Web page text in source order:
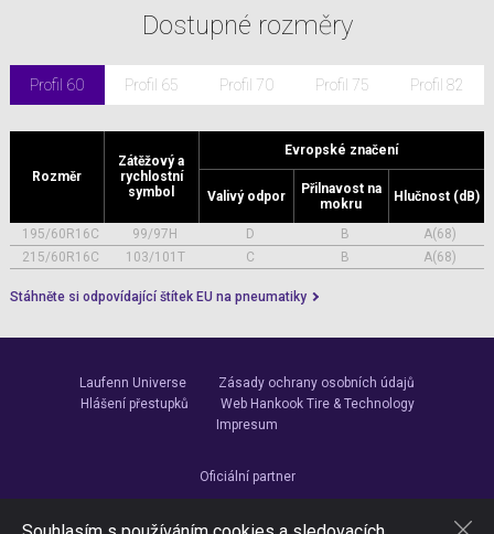
Dostupné rozměry
Profil 60 Profil 65 Profil 70 Profil 75 Profil 82
Rozměr
Zátěžový a
rychlostní
symbol
Evropské značení
Valivý odpor
Přilnavost na
mokru
Hlučnost (dB)
195/60R16C 99/97H D B
A(68)
215/60R16C
103/101T C B A(68)
Stáhněte si odpovídající štítek EU na pneumatiky
Laufenn Universe
Zásady ochrany osobních údajů
Hlášení přestupků
Web Hankook Tire & Technology
Impresum
Oficiální partner